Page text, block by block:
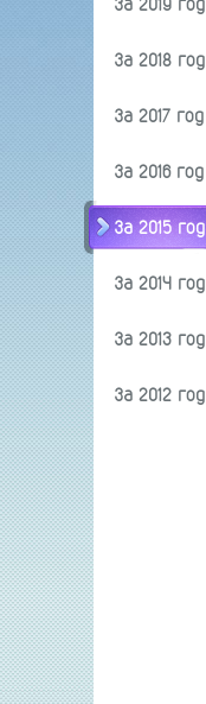
За 2019 год
За 2018 год
За 2017 год
За 2016 год
За 2015 год
За 2014 год
За 2013 год
За 2012 год